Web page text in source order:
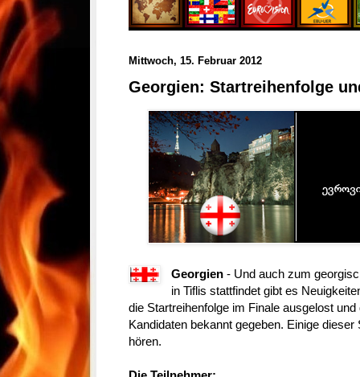
Mittwoch, 15. Februar 2012
Georgien: Startreihenfolge
Georgien- Und auch zum
in Tiflis stattfindet gibt es
die Startreihenfolge im Finale ausgelost
Kandidaten bekannt gegeben. Einige
hören.